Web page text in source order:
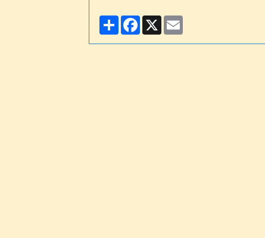
PartagerFacebook
X